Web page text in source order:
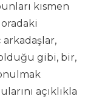
kısmen
oradaki
gibi, bir,
açıklıkla